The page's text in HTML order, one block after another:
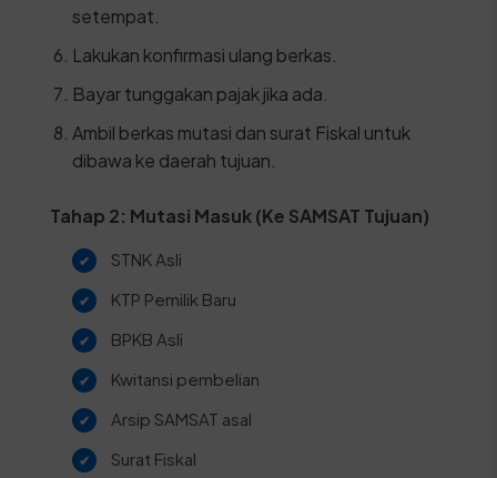
setempat.
Lakukan konfirmasi ulang berkas.
Bayar tunggakan pajak jika ada.
Ambil berkas mutasi dan surat Fiskal untuk
dibawa ke daerah tujuan.
Tahap 2: Mutasi Masuk (Ke SAMSAT Tujuan)
STNK Asli
KTP Pemilik Baru
BPKB Asli
Kwitansi pembelian
Arsip SAMSAT asal
Surat Fiskal